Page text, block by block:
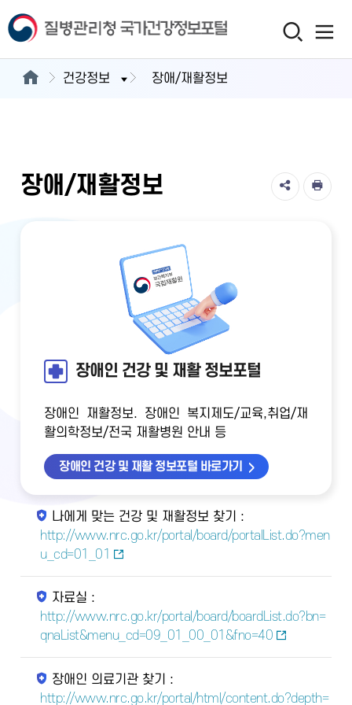
건강정보 장애/재활정보
장애/재활정보
장애인 건강 및 재활 정보포털
장애인 재활정보. 장애인 복지제도/교육,취업/재
활의학정보/전국 재활병원 안내 등
장애인 건강 및 재활 정보포털 바로가기
나에게 맞는 건강 및 재활정보 찾기 :
http://www.nrc.go.kr/portal/board/portalList.do?men
u_cd=01_01
자료실 :
http://www.nrc.go.kr/portal/board/boardList.do?bn=
qnaList&menu_cd=09_01_00_01&fno=40
장애인 의료기관 찾기 :
http://www.nrc.go.kr/portal/html/content.do?depth=